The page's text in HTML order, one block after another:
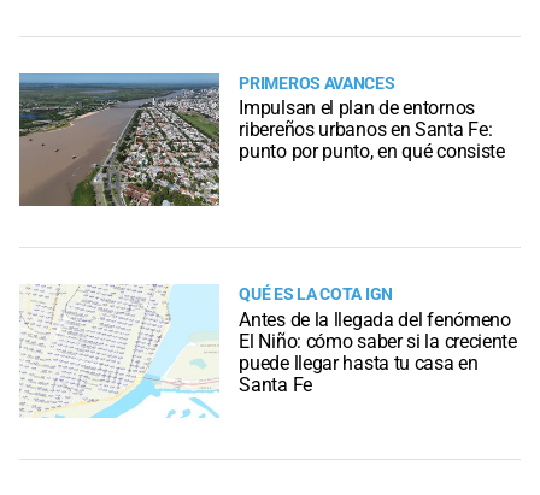
PRIMEROS AVANCES
Impulsan el plan de entornos
ribereños urbanos en Santa Fe:
punto por punto, en qué consiste
QUÉ ES LA COTA IGN
Antes de la llegada del fenómeno
El Niño: cómo saber si la creciente
puede llegar hasta tu casa en
Santa Fe